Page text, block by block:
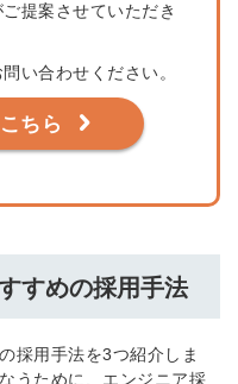
提案させていただき
い合わせください。
ちら
すめの採用手法
採用手法を3つ紹介しま
うために、エンジニア採